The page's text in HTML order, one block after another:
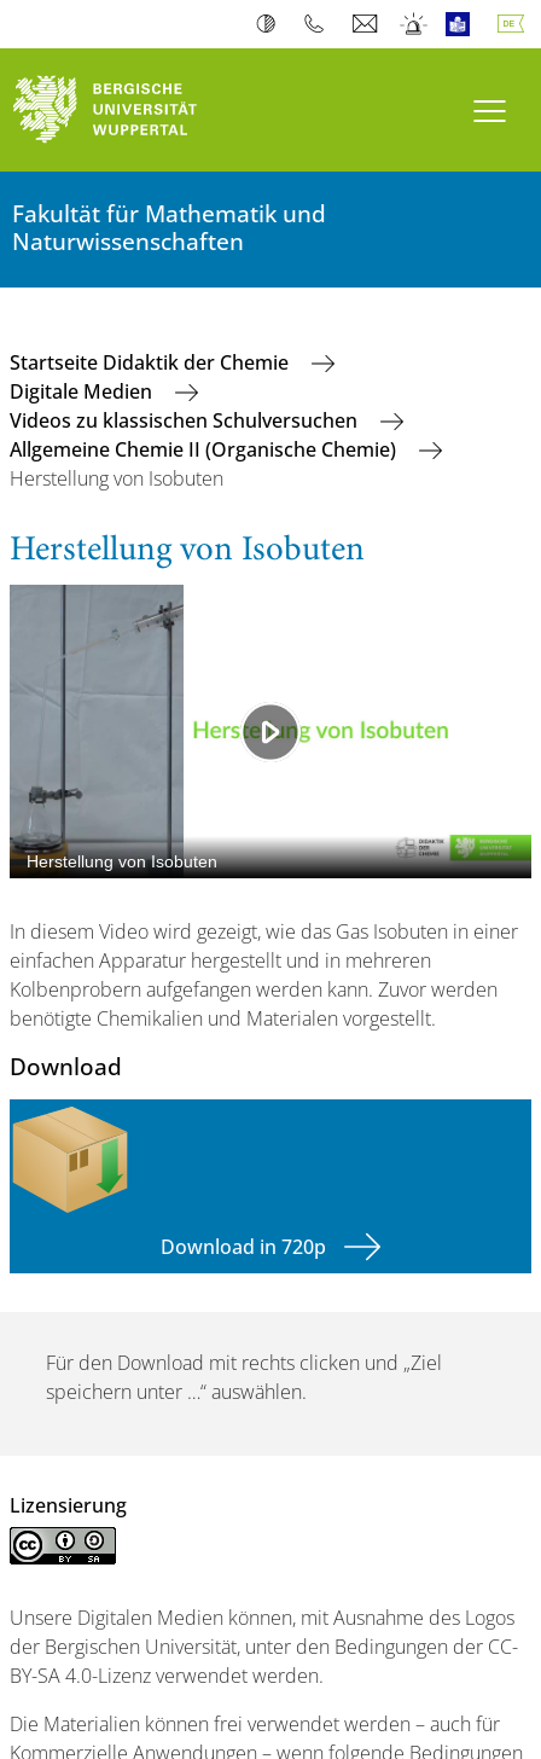
Fakultät für Mathematik und
Naturwissenschaften
Startseite Didaktik der Chemie
Digitale Medien
Videos zu klassischen Schulversuchen
Allgemeine Chemie II (Organische Chemie)
Herstellung von Isobuten
Herstellung von Isobuten
In diesem Video wird gezeigt, wie das Gas Isobuten in einer
einfachen Apparatur hergestellt und in mehreren
Kolbenprobern aufgefangen werden kann. Zuvor werden
benötigte Chemikalien und Materialen vorgestellt.
Download
Download in 720p
Für den Download mit rechts clicken und „Ziel
speichern unter …“ auswählen.
Lizensierung
Unsere Digitalen Medien können, mit Ausnahme des Logos
der Bergischen Universität, unter den Bedingungen der CC-
BY-SA 4.0-Lizenz verwendet werden.
Die Materialien können frei verwendet werden – auch für
Kommerzielle Anwendungen – wenn folgende Bedingungen